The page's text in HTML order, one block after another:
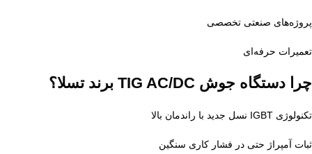
پروژه‌های صنعتی تخصصی
تعمیرات حرفه‌ای
چرا دستگاه جوش TIG AC/DC برند تسلا؟
تکنولوژی IGBT نسل جدید با راندمان بالا
ثبات آمپراژ حتی در فشار کاری سنگین